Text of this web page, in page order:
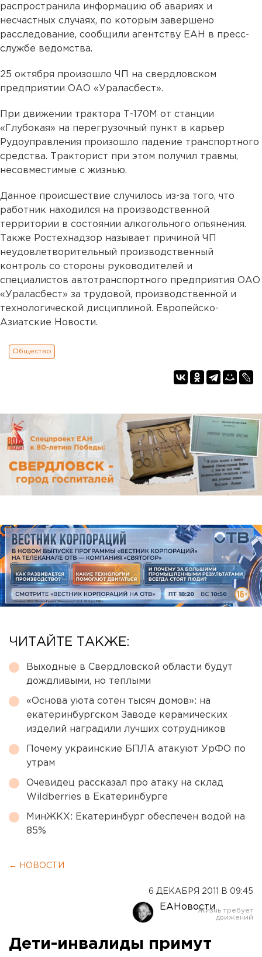
распространила информацию об авариях и
несчастных случаях, по которым завершено
расследование, сообщили агентству ЕАН в пресс-
службе ведомства.
25 октября произошло ЧП на свердловском
предприятии ОАО «Ураласбест».
При движении трактора Т-170М от станции
«Глубокая» на перегрузочный пункт в карьер
Рудоуправления произошло падение транспортного
средства. Тракторист при этом получил травмы,
несовместимые с жизнью.
Данное происшествие случилось из-за того, что
работник находился на производственной
территории в состоянии алкогольного опьянения.
Также Ростехнадзор называет причиной ЧП
неудовлетворительный производственный
контроль со стороны руководителей и
специалистов автотранспортного предприятия ОАО
«Ураласбест» за трудовой, производственной и
технологической дисциплиной. Европейско-
Азиатские Новости.
Общество
ЧИТАЙТЕ ТАКЖЕ:
Выходные в Свердловской области будут
дождливыми, но теплыми
«Основа уюта сотен тысяч домов»: на
екатеринбургском Заводе керамических
изделий наградили лучших сотрудников
Почему украинские БПЛА атакуют УрФО по
утрам
Очевидец рассказал про атаку на склад
Wildberries в Екатеринбурге
МинЖКХ: Екатеринбург обеспечен водой на
85%
← НОВОСТИ
6 ДЕКАБРЯ 2011 В 09:45
ЕАНовости
Дети-инвалиды примут